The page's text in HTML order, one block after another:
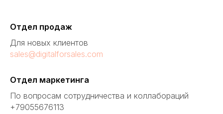
Отдел продаж
Для новых клиентов
sales@digitalforsales.com
Отдел маркетинга
По вопросам сотрудничества и коллабораций
+79055676113